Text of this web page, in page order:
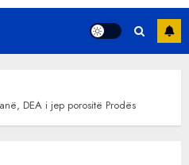
DEA i jep porositë Prodës